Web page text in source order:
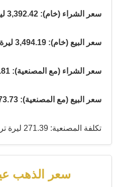
سعر الشراء (خام): 3,392.42 ليرة تركية
سعر البيع (خام): 3,494.19 ليرة تركية
سعر الشراء (مع المصنعية): 3,663.81 ليرة تركية
سعر البيع (مع المصنعية): 3,773.73 ليرة تركية
تكلفة المصنعية: 271.39 ليرة تركية
سعر الذهب عيار